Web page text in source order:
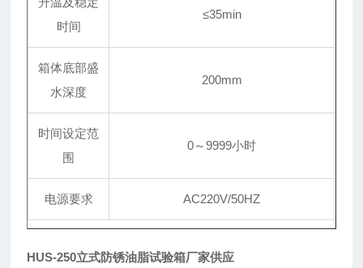
时间
≤35min
箱体底部盛
水深度
200mm
时间设定范
围
0～9999小时
电源要求 AC220V/50HZ
HUS-250立式防锈油脂试验箱厂家供应